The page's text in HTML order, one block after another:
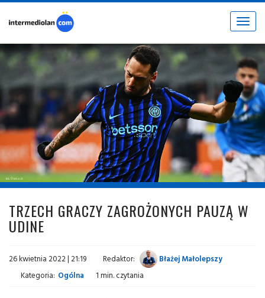
Toggle
fot. © inter.it
TRZECH GRACZY ZAGROŻONYCH PAUZĄ W
UDINE
26 kwietnia 2022 | 21:19 Redaktor:
Błażej Małolepszy
Kategoria: Ogólna 1 min. czytania